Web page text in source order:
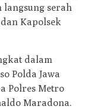
langsung serah
Kapolsek
dalam
Polda Jawa
Polres Metro
Maradona.